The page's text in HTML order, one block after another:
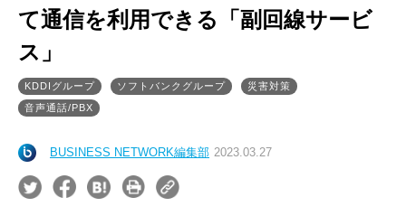
て通信を利用できる「副回線サービ
ス」
KDDIグループ ソフトバンクグループ
災害対策
音声通話/PBX
BUSINESS NETWORK編集部 2023.03.27